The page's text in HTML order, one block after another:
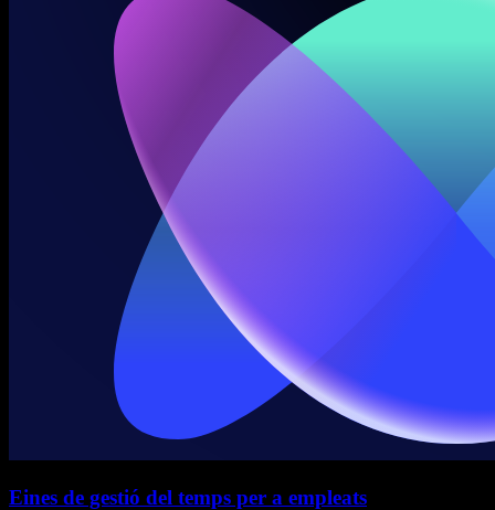
Eines de gestió del temps per a empleats